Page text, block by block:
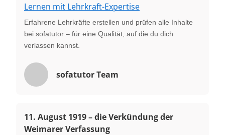
Lernen mit Lehrkraft-Expertise
Erfahrene Lehrkräfte erstellen und prüfen alle Inhalte
bei sofatutor – für eine Qualität, auf die du dich
verlassen kannst.
sofatutor Team
11. August 1919 – die Verkündung der
Weimarer Verfassung